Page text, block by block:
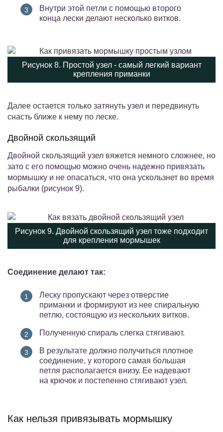
Внутри этой петли с помощью второго
конца лески делают несколько витков.
Рисунок 8. Простой узел - самый легкий вариант
крепления приманки
Далее остается только затянуть узел и передвинуть
снасть ближе к нему по леске.
Двойной скользящий
Двойной скользящий узел вяжется немного сложнее, но
зато с его помощью можно очень надежно привязать
мормышку и не опасаться, что она ускользнет во время
рыбалки (рисунок 9).
Рисунок 9. Двойной скользящий узел тоже подходит
для крепления мормышек
Соединение делают так:
Леску пропускают через отверстие
приманки и формируют из нее спиральную
петлю, состоящую из нескольких витков.
Полученную спираль слегка стягивают.
В результате должно получиться плотное
соединение, у которого самая большая
петля располагается внизу. Ее надевают
на крючок и постепенно стягивают узел.
Как нельзя привязывать мормышку